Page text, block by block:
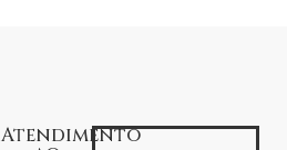
Atendimento